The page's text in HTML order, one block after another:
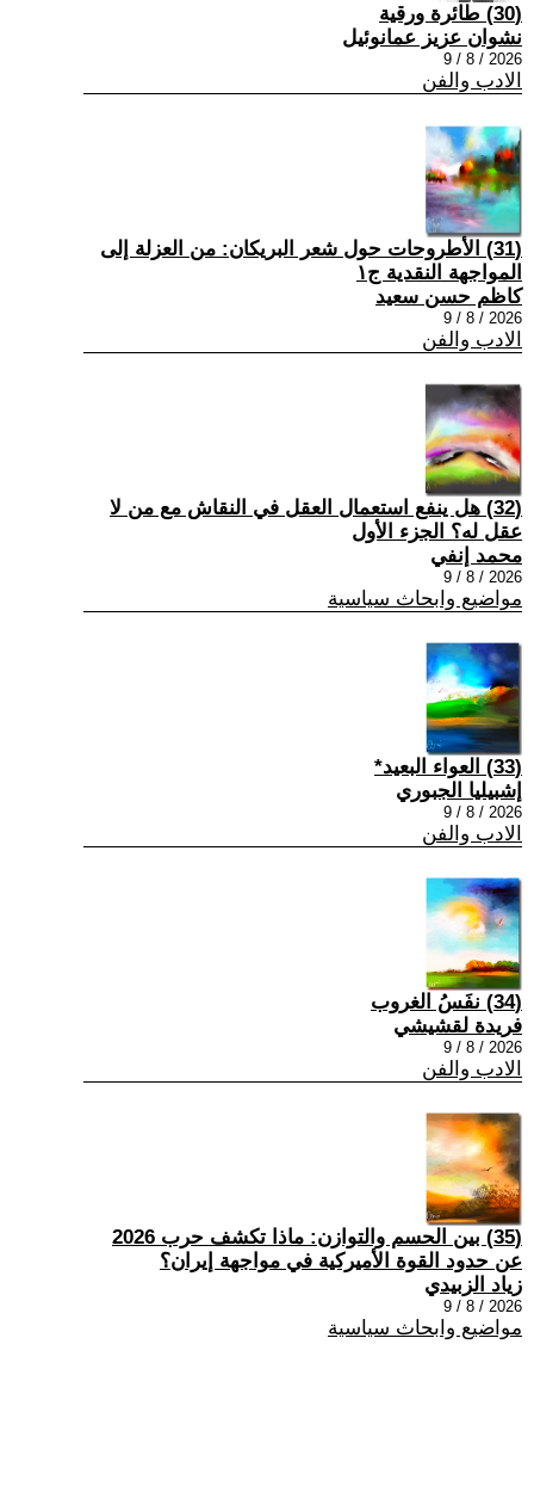
(30) طائرة ورقية
نشوان عزيز عمانوئيل
2026 / 8 / 9
الادب والفن
(31) الأطروحات حول شعر البريكان: من العزلة إلى
المواجهة النقدية ج١
كاظم حسن سعيد
2026 / 8 / 9
الادب والفن
(32) هل ينفع استعمال العقل في النقاش مع من لا
عقل له؟ الجزء الأول
محمد إنفي
2026 / 8 / 9
مواضيع وابحاث سياسية
(33) العواء البعيد*
إشبيليا الجبوري
2026 / 8 / 9
الادب والفن
(34) نفَسُ الغروب
فريدة لقشيشي
2026 / 8 / 9
الادب والفن
(35) بين الحسم والتوازن: ماذا تكشف حرب 2026
عن حدود القوة الأميركية في مواجهة إيران؟
زياد الزبيدي
2026 / 8 / 9
مواضيع وابحاث سياسية